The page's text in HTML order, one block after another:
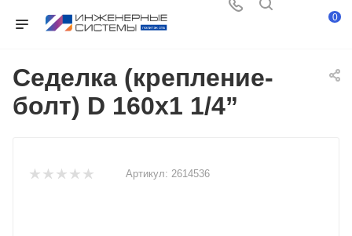
0
Седелка (крепление-
болт) D 160х1 1/4”
Артикул: 2614536